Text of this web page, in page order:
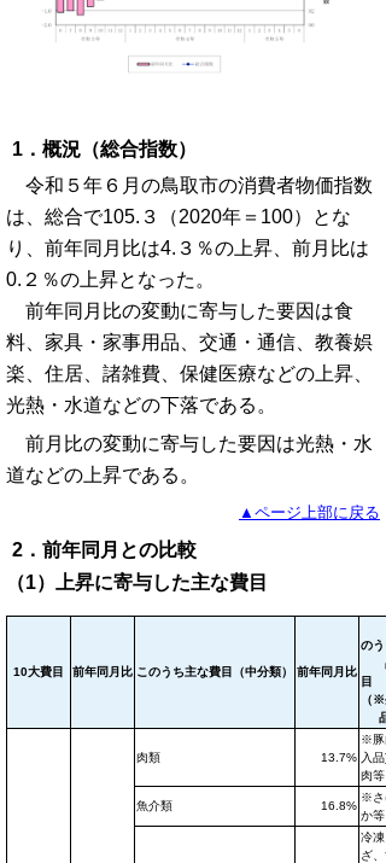
1．概況（総合指数）
令和５年６月の鳥取市の消費者物価指数
は、総合で105.３（2020年＝100）とな
り、前年同月比は4.３％の上昇、前月比は
0.２％の上昇となった。
前年同月比の変動に寄与した要因は食
料、家具・家事用品、交通・通信、教養娯
楽、住居、諸雑費、保健医療などの上昇、
光熱・水道などの下落である。
前月比の変動に寄与した要因は光熱・水
道などの上昇である。
▲ページ上部に戻る
2．前年同月との比較
（1）上昇に寄与した主な費目
10大費目 前年同月比 このうち主な費目（中分類） 前年同月比
のう
（※
肉類 13.7%
※豚
入品
肉等
魚介類 16.8%
※さ
か等
冷凍
ざ、